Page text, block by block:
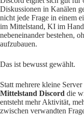
Diskussionen in Kanälen
nicht jede Frage in einem
im Mittelstand, KI im
nebeneinander bestehen,
aufzubauen.
Das ist bewusst gewählt.
Statt mehrere kleine
Mittelstand Discord die
entsteht mehr Aktivität,
zwischen verwandten